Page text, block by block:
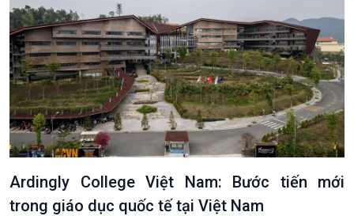
Văn hoá & Du lịch
Tin Văn hoá & Du lịch
Chát với người nổi tiếng
Câu chuyện Thể thao
Multimedia
Ảnh
Video
Infographic
E-Magazine
Ardingly College Việt Nam: Bước tiến mới
trong giáo dục quốc tế tại Việt Nam